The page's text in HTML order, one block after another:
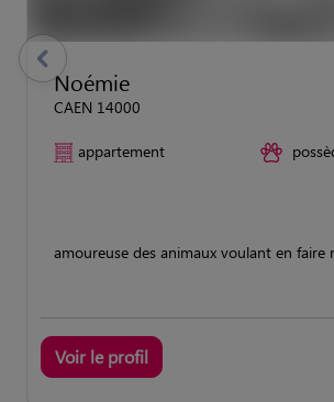
Noémie
CAEN 14000
appartement
amoureuse des animaux voulant en faire
Voir le profil
previous